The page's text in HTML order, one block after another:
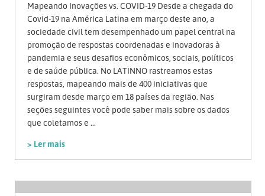
Mapeando Inovações vs. COVID-19 Desde a chegada do
Covid-19 na América Latina em março deste ano, a
sociedade civil tem desempenhado um papel central na
promoção de respostas coordenadas e inovadoras à
pandemia e seus desafios econômicos, sociais, políticos
e de saúde pública. No LATINNO rastreamos estas
respostas, mapeando mais de 400 iniciativas que
surgiram desde março em 18 países da região. Nas
seções seguintes você pode saber mais sobre os dados
que coletamos e ...
> Ler mais